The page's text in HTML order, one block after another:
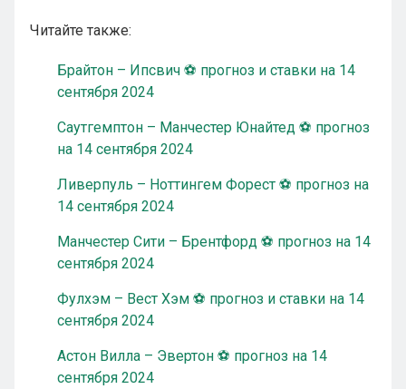
Читайте также:
Брайтон – Ипсвич ⚽ прогноз и ставки на 14
сентября 2024
Саутгемптон – Манчестер Юнайтед ⚽ прогноз
на 14 сентября 2024
Ливерпуль – Ноттингем Форест ⚽ прогноз на
14 сентября 2024
Манчестер Сити – Брентфорд ⚽ прогноз на 14
сентября 2024
Фулхэм – Вест Хэм ⚽ прогноз и ставки на 14
сентября 2024
Астон Вилла – Эвертон ⚽ прогноз на 14
сентября 2024